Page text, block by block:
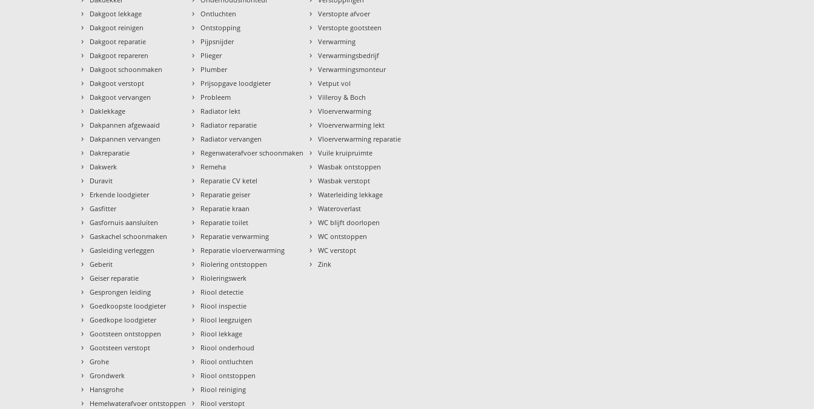
› Dakgoot lekkage
› Dakgoot reinigen
› Dakgoot reparatie
› Dakgoot repareren
› Dakgoot schoonmaken
› Dakgoot verstopt
› Dakgoot vervangen
› Daklekkage
› Dakpannen afgewaaid
› Dakpannen vervangen
› Dakreparatie
› Dakwerk
› Duravit
› Erkende loodgieter
› Gasfitter
› Gasfornuis aansluiten
› Gaskachel schoonmaken
› Gasleiding verleggen
› Geberit
› Geiser reparatie
› Gesprongen leiding
› Goedkoopste loodgieter
› Goedkope loodgieter
› Gootsteen ontstoppen
› Gootsteen verstopt
› Grohe
› Grondwerk
› Hansgrohe
› Hemelwaterafvoer ontstoppen
› Ontluchten
› Ontstopping
› Pijpsnijder
› Plieger
› Plumber
› Prijsopgave loodgieter
› Probleem
› Radiator lekt
› Radiator reparatie
› Radiator vervangen
› Regenwaterafvoer schoonmaken
› Remeha
› Reparatie CV ketel
› Reparatie geiser
› Reparatie kraan
› Reparatie toilet
› Reparatie verwarming
› Reparatie vloerverwarming
› Riolering ontstoppen
› Rioleringswerk
› Riool detectie
› Riool inspectie
› Riool leegzuigen
› Riool lekkage
› Riool onderhoud
› Riool ontluchten
› Riool ontstoppen
› Riool reiniging
› Riool verstopt
› Verstopte afvoer
› Verstopte gootsteen
› Verwarming
› Verwarmingsbedrijf
› Verwarmingsmonteur
› Vetput vol
› Villeroy & Boch
› Vloerverwarming
› Vloerverwarming lekt
› Vloerverwarming reparatie
› Vuile kruipruimte
› Wasbak ontstoppen
› Wasbak verstopt
› Waterleiding lekkage
› Wateroverlast
› WC blijft doorlopen
› WC ontstoppen
› WC verstopt
› Zink